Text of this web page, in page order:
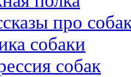
про
собаки
собак